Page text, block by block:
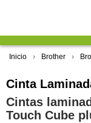
Inicio Brother
Cinta
Cintas
Touch Cube